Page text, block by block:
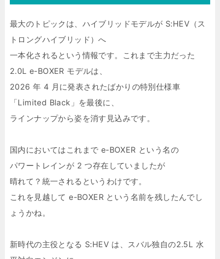
最大のトピックは、ハイブリッドモデルが S:HEV（ス
トロングハイブリッド）へ
一本化されるという情報です。これまで主力だった
2.0L e-BOXER モデルは、
2026 年 4 月に発表されたばかりの特別仕様車
「Limited Black」を最後に、
ラインナップから姿を消す見込みです。
国内においてはこれまで e-BOXER という名の
パワートレインが 2 つ存在していましたが
晴れて？統一されるというわけです。
これを見越して e-BOXER という名前を残したんでし
ょうかね。
新時代の主役となる S:HEV は、スバル独自の2.5L 水